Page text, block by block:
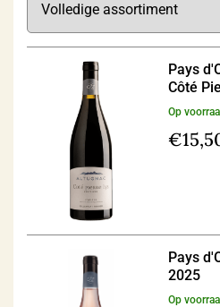
Pays
Côté
Op
€
Pays
2025
Op